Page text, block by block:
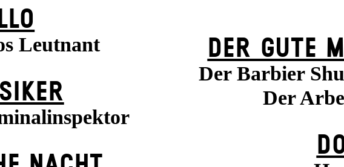
Leutnant DER GUTE
Der Barbier
Der